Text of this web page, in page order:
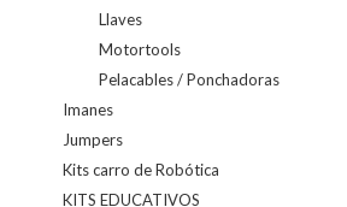
Llaves
Motortools
Pelacables / Ponchadoras
Imanes
Jumpers
Kits carro de Robótica
KITS EDUCATIVOS